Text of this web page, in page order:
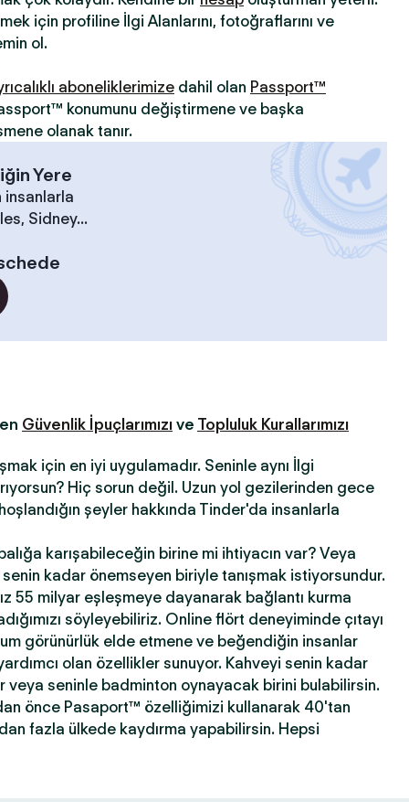
için profiline İlgi Alanlarını, fotoğraflarını ve
ol.
aboneliklerimize dahil olan Passport™
konumunu değiştirmene ve başka
olanak tanır.
Yere
insanlarla
Sidney...
Güvenlik İpuçlarımızı ve Topluluk Kurallarımızı
için en iyi uygulamadır. Seninle aynı İlgi
Hiç sorun değil. Uzun yol gezilerinden gece
şeyler hakkında Tinder'da insanlarla
karışabileceğin birine mi ihtiyacın var? Veya
kadar önemseyen biriyle tanışmak istiyorsundur.
55 milyar eşleşmeye dayanarak bağlantı kurma
söyleyebiliriz. Online flört deneyiminde çıtayı
görünürlük elde etmene ve beğendiğin insanlar
olan özellikler sunuyor. Kahveyi senin kadar
veya seninle badminton oynayacak birini bulabilirsin.
önce Pasaport™ özelliğimizi kullanarak 40'tan
fazla ülkede kaydırma yapabilirsin. Hepsi